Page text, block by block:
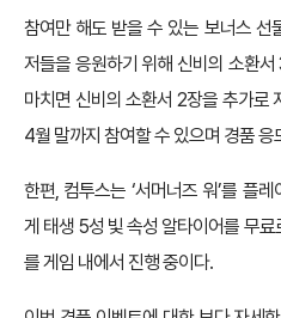
참여만 해도 받을 수 있는 보너스 선
저들을 응원하기 위해 신비의 소환
마치면 신비의 소환서 2장을 추가로
4월 말까지 참여할 수 있으며 경품
한편, 컴투스는 ‘서머너즈 워’를 플
게 태생 5성 빛 속성 알타이어를 무료
를 게임 내에서 진행 중이다.